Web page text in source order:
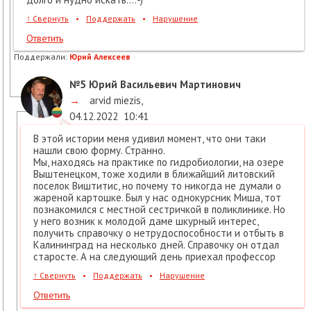
↑ Свернуть • Поддержать • Нарушение
Ответить
Поддержали: Юрий Алексеев
№5 Юрий Васильевич Мартинович
→
arvid miezis,
04.12.2022 10:41
В этой истории меня удивил момент, что они таки
нашли свою форму. Странно.
Мы, находясь на практике по гидробиологии, на озере
Выштенецком, тоже ходили в ближайший литовский
поселок Виштитис, но почему то никогда не думали о
жареной картошке. Был у нас однокурсник Миша, тот
познакомился с местной сестричкой в поликлинике. Но
у него возник к молодой даме шкурный интерес,
получить справочку о нетрудоспособности и отбыть в
Калининград на несколько дней. Справочку он отдал
старосте. А на следующий день приехал профессор
↑ Свернуть • Поддержать • Нарушение
Ответить